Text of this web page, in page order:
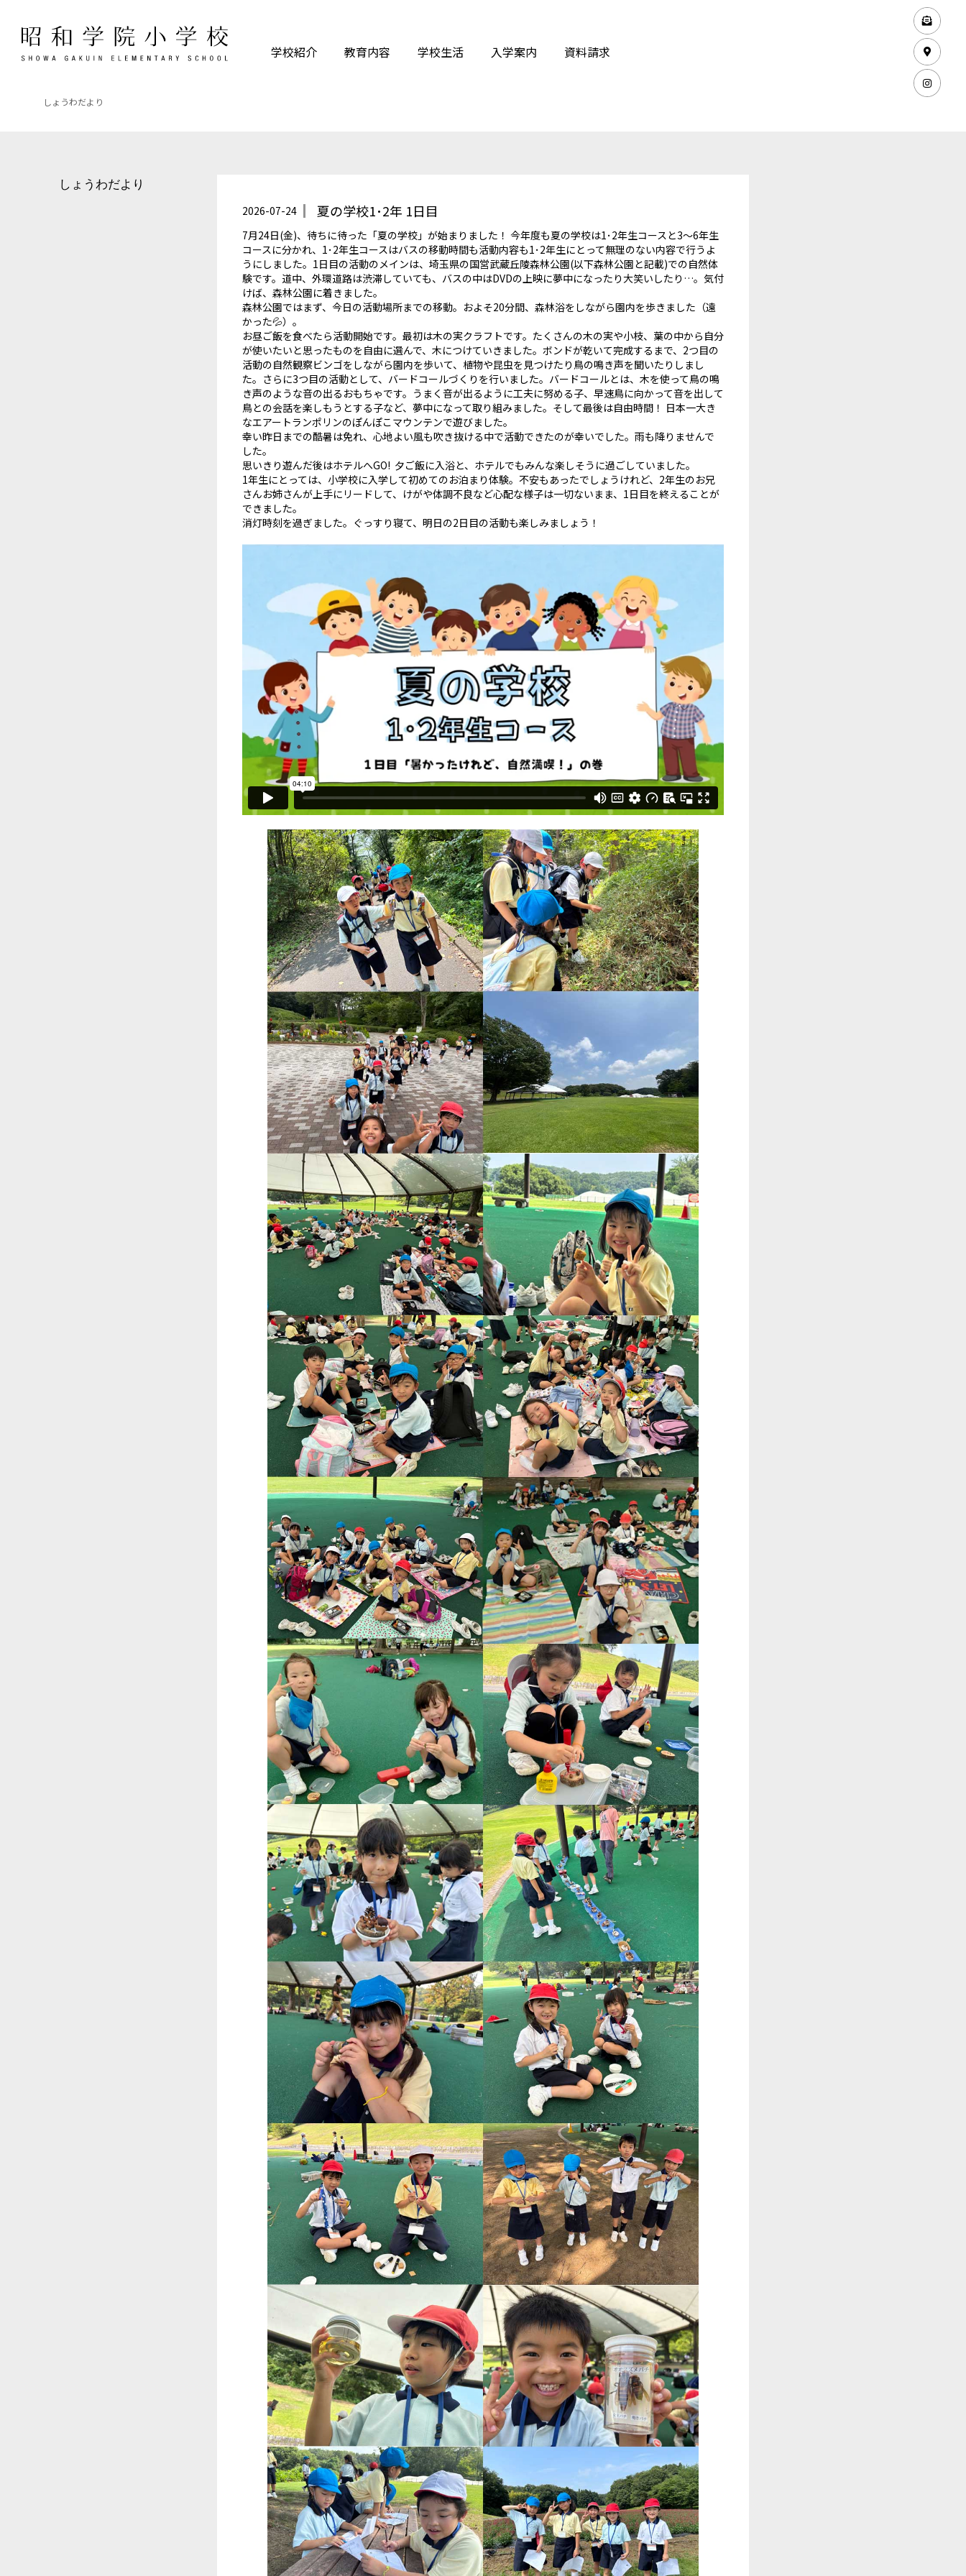
学校紹介 教育内容 学校生活 入学案内 資料請求
しょうわだより
2026-07-24 夏の学校1･2年 1日目
7月24日(金)、待ちに待った「夏の学校」が始まりました！ 今年度も夏の学校は1･2年生コースと3〜6年生
コースに分かれ、1･2年生コースはバスの移動時間も活動内容も1･2年生にとって無理のない内容で行うよ
うにしました。1日目の活動のメインは、埼玉県の国営武蔵丘陵森林公園(以下森林公園と記載)での自然体
験です。道中、外環道路は渋滞していても、バスの中はDVDの上映に夢中になったり大笑いしたり…。気付
けば、森林公園に着きました。
森林公園ではまず、今日の活動場所までの移動。およそ20分間、森林浴をしながら園内を歩きました（遠
かった💦）。
お昼ご飯を食べたら活動開始です。最初は木の実クラフトです。たくさんの木の実や小枝、葉の中から自分
が使いたいと思ったものを自由に選んで、木につけていきました。ボンドが乾いて完成するまで、2つ目の
活動の自然観察ビンゴをしながら園内を歩いて、植物や昆虫を見つけたり鳥の鳴き声を聞いたりしまし
た。さらに3つ目の活動として、バードコールづくりを行いました。バードコールとは、木を使って鳥の鳴
き声のような音の出るおもちゃです。うまく音が出るように工夫に努める子、早速鳥に向かって音を出して
鳥との会話を楽しもうとする子など、夢中になって取り組みました。そして最後は自由時間！ 日本一大き
なエアートランポリンのぽんぽこマウンテンで遊びました。
幸い昨日までの酷暑は免れ、心地よい風も吹き抜ける中で活動できたのが幸いでした。雨も降りませんで
した。
思いきり遊んだ後はホテルへGO! 夕ご飯に入浴と、ホテルでもみんな楽しそうに過ごしていました。
1年生にとっては、小学校に入学して初めてのお泊まり体験。不安もあったでしょうけれど、2年生のお兄
さんお姉さんが上手にリードして、けがや体調不良など心配な様子は一切ないまま、1日目を終えることが
できました。
消灯時刻を過ぎました。ぐっすり寝て、明日の2日目の活動も楽しみましょう！
しょうわだより